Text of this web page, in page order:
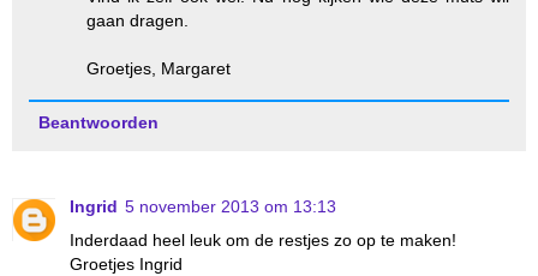
gaan dragen.
Groetjes, Margaret
Beantwoorden
Ingrid 5 november 2013 om 13:13
Inderdaad heel leuk om de restjes zo op te maken!
Groetjes Ingrid